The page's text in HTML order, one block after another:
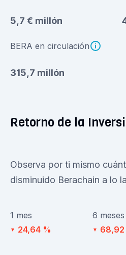
5,7 € millón
BERA en circulación
315,7 millón
Retorno de la
Observa por ti mismo
disminuido Berachain a lo
1 mes
▼ 24,64 %
6 meses
▼ 68,92